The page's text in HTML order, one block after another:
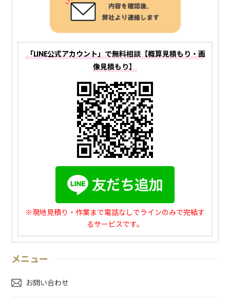
「LINE公式アカウント」で無料相談【概算見積もり・画
像見積もり】
※現地見積り・作業まで電話なしでラインのみで完結す
るサービスです。
メニュー
お問い合わせ